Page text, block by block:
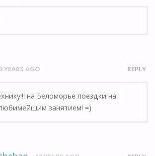
YEARS AGO REPLY
на Беломорье поездки на
занятием! =)